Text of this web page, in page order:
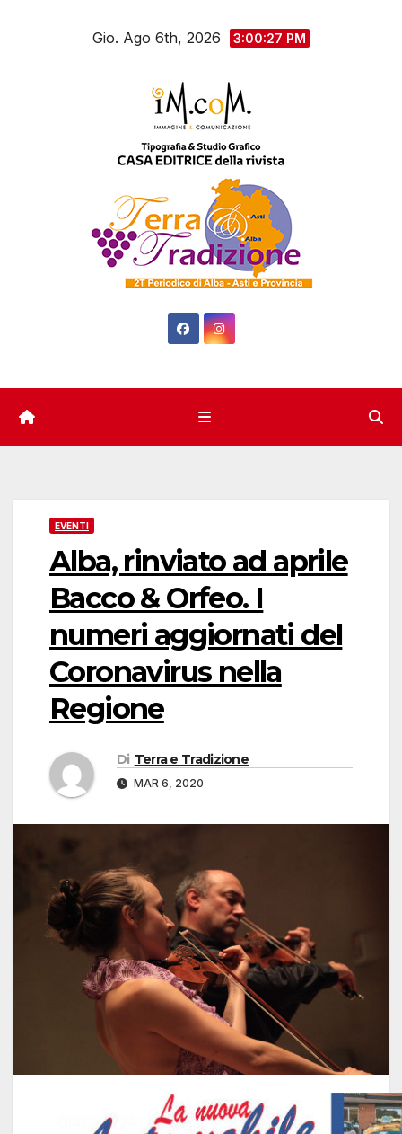
Gio. Ago 6th, 2026 3:00:28 PM
EVENTI
Alba, rinviato ad aprile
Bacco & Orfeo. I
numeri aggiornati del
Coronavirus nella
Regione
Di Terra e Tradizione
MAR 6, 2020